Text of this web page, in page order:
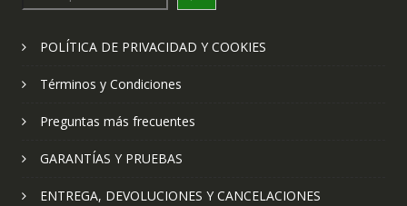
POLÍTICA DE PRIVACIDAD Y COOKIES
Términos y Condiciones
Preguntas más frecuentes
GARANTÍAS Y PRUEBAS
ENTREGA, DEVOLUCIONES Y CANCELACIONES